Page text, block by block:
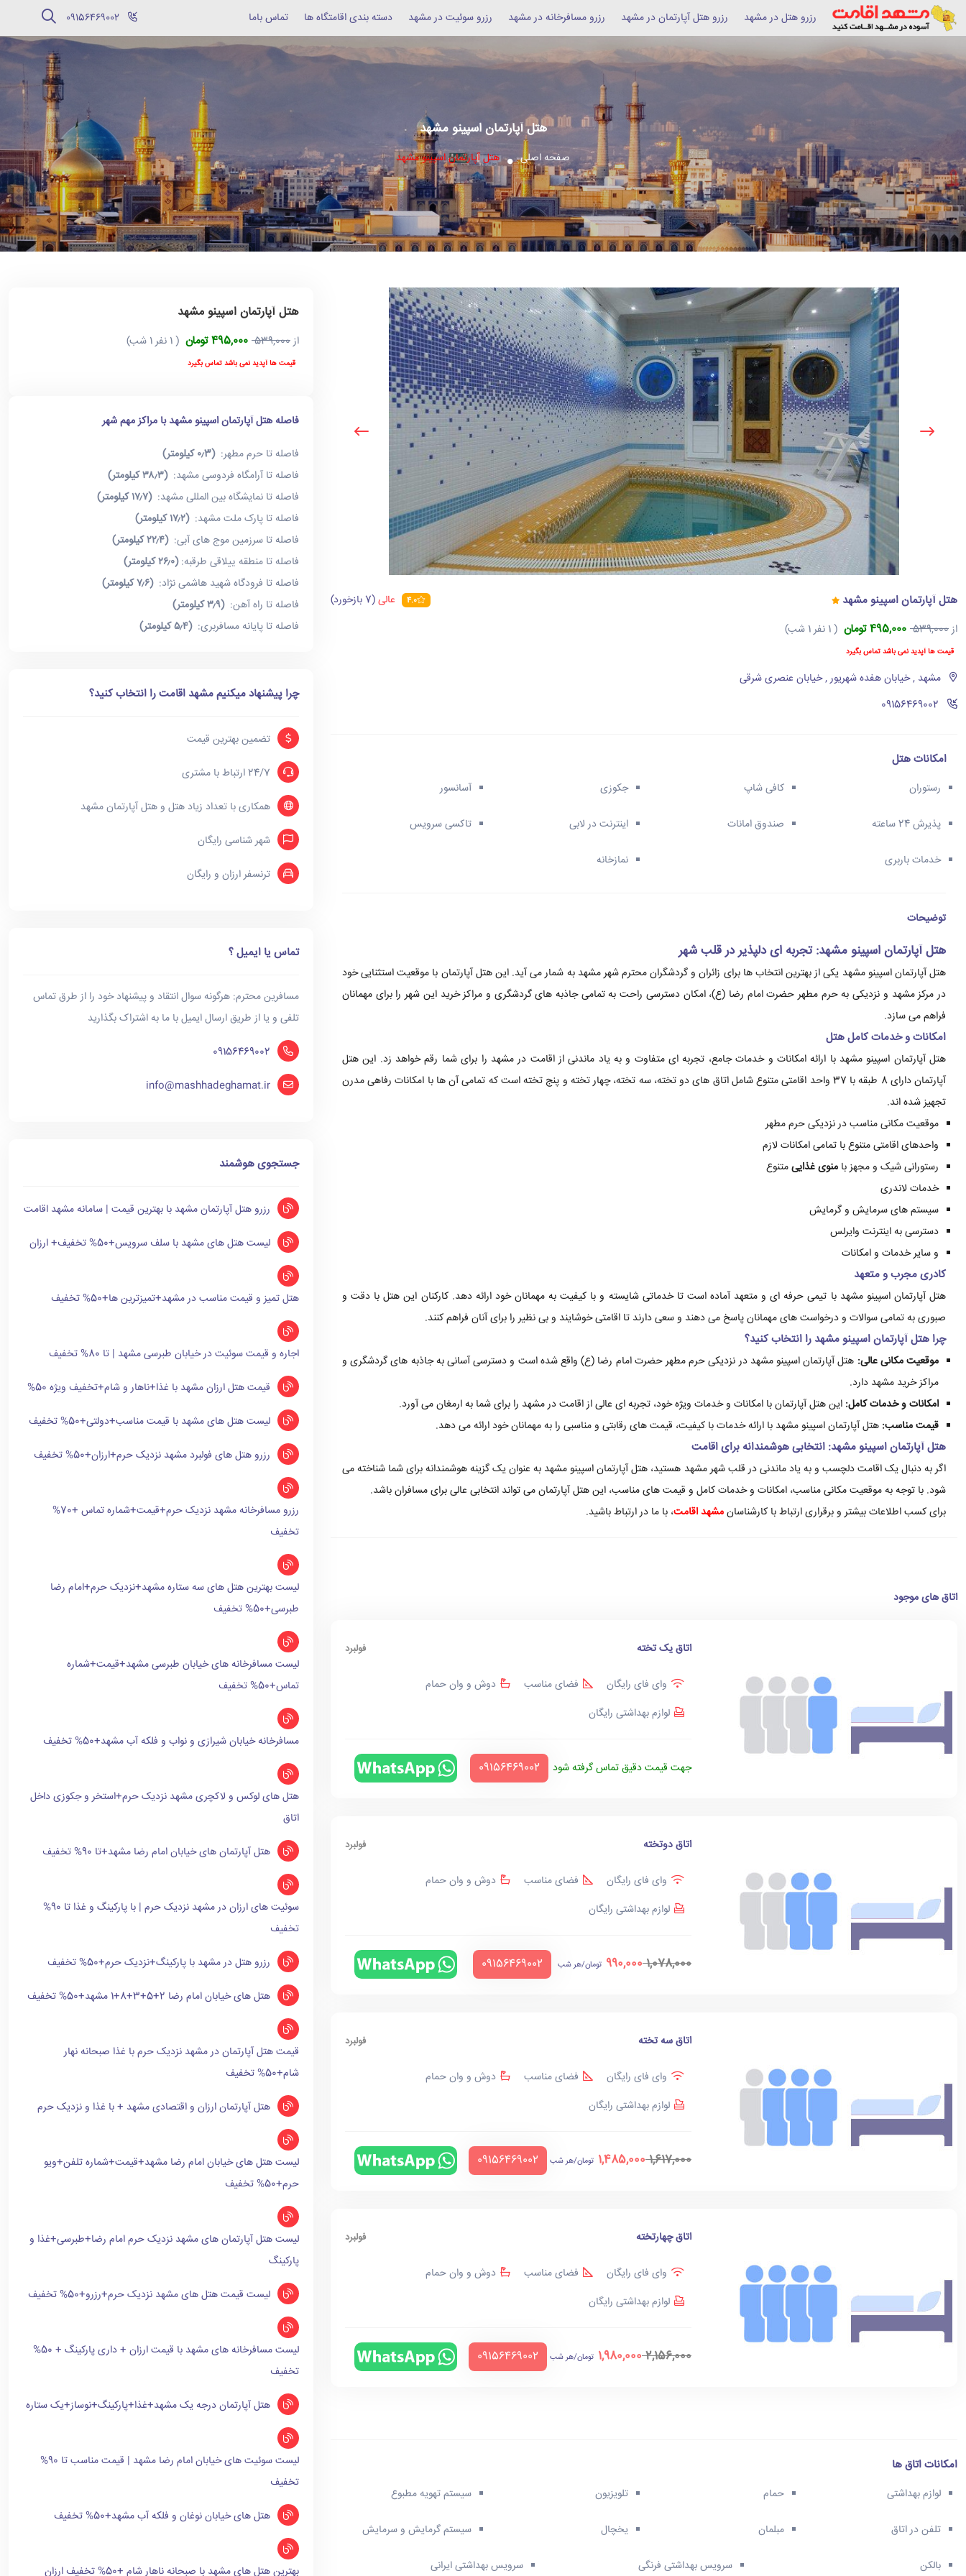
رزرو هتل در مشهد رزرو هتل آپارتمان در مشهد رزرو مسافرخانه در مشهد رزرو سوئیت در مشهد دسته بندی اقامتگاه ها تماس باما
هتل آپارتمان اسپینو مشهد
صفحه اصلی هتل آپارتمان اسپینو مشهد
هتل آپارتمان اسپینو مشهد
از539,000 495,000 تومان ( 1 نفر 1 شب)
قیمت ها آپدید نمی باشد تماس بگیرد
مشهد , خیابان هفده شهریور , خیابان عنصری شرقی
‪09156469002‬
4.0 عالی(7 بازخورد)
امکانات هتل
رستوران کافی شاپ جکوزی آسانسور
پذیرش 24 ساعته صندوق امانات اینترنت در لابی تاکسی سرویس
خدمات باربری نمازخانه
توضیحات
هتل آپارتمان اسپینو مشهد: تجربه ای دلپذیر در قلب شهر
هتل آپارتمان اسپینو مشهد یکی از بهترین انتخاب ها برای زائران و گردشگران محترم شهر مشهد به شمار می آید. این هتل آپارتمان با موقعیت استثنایی خود
در مرکز مشهد و نزدیکی به حرم مطهر حضرت امام رضا (ع)، امکان دسترسی راحت به تمامی جاذبه های گردشگری و مراکز خرید این شهر را برای مهمانان
فراهم می سازد.
امکانات و خدمات کامل هتل
هتل آپارتمان اسپینو مشهد با ارائه امکانات و خدمات جامع، تجربه ای متفاوت و به یاد ماندنی از اقامت در مشهد را برای شما رقم خواهد زد. این هتل
آپارتمان دارای 8 طبقه با 37 واحد اقامتی متنوع شامل اتاق های دو تخته، سه تخته، چهار تخته و پنج تخته است که تمامی آن ها با امکانات رفاهی مدرن
تجهیز شده اند.
موقعیت مکانی مناسب در نزدیکی حرم مطهر
واحدهای اقامتی متنوع با تمامی امکانات لازم
رستورانی شیک و مجهز با منوی غذاییمتنوع
خدمات لاندری
سیستم های سرمایش و گرمایش
دسترسی به اینترنت وایرلس
و سایر خدمات و امکانات
کادری مجرب و متعهد
هتل آپارتمان اسپینو مشهد با تیمی حرفه ای و متعهد آماده است تا خدماتی شایسته و با کیفیت به مهمانان خود ارائه دهد. کارکنان این هتل با دقت و
صبوری به تمامی سوالات و درخواست های مهمانان پاسخ می دهند و سعی دارند تا اقامتی خوشایند و بی نظیر را برای آنان فراهم کنند.
چرا هتل آپارتمان اسپینو مشهد را انتخاب کنید؟
موقعیت مکانی عالی: هتل آپارتمان اسپینو مشهد در نزدیکی حرم مطهر حضرت امام رضا (ع) واقع شده است و دسترسی آسانی به جاذبه های گردشگری و
مراکز خرید مشهد دارد.
امکانات و خدمات کامل: این هتل آپارتمان با امکانات و خدمات ویژه خود، تجربه ای عالی از اقامت در مشهد را برای شما به ارمغان می آورد.
قیمت مناسب: هتل آپارتمان اسپینو مشهد با ارائه خدمات با کیفیت، قیمت های رقابتی و مناسبی را به مهمانان خود ارائه می دهد.
هتل آپارتمان اسپینو مشهد: انتخابی هوشمندانه برای اقامت
اگر به دنبال یک اقامت دلچسب و به یاد ماندنی در قلب شهر مشهد هستید، هتل آپارتمان اسپینو مشهد به عنوان یک گزینه هوشمندانه برای شما شناخته می
شود. با توجه به موقعیت مکانی مناسب، امکانات و خدمات کامل و قیمت های مناسب، این هتل آپارتمان می تواند انتخابی عالی برای مسافران باشد.
برای کسب اطلاعات بیشتر و برقراری ارتباط با کارشناسانمشهد اقامت، با ما در ارتباط باشید.
اتاق های موجود
اتاق یک تخته فولبرد
وای فای رایگان فضای مناسب
دوش و وان حمام
لوازم بهداشتی رایگان
جهت قیمت دقیق تماس گرفته شود ‪09156469002‬
اتاق دوتخته فولبرد
وای فای رایگان فضای مناسب
دوش و وان حمام
لوازم بهداشتی رایگان
1,078,000
990,000 تومان/هر شب ‪09156469002‬
اتاق سه تخته فولبرد
وای فای رایگان فضای مناسب
دوش و وان حمام
لوازم بهداشتی رایگان
1,617,000
1,485,000 تومان/هر شب ‪09156469002‬
اتاق چهارتخته فولبرد
وای فای رایگان فضای مناسب
دوش و وان حمام
لوازم بهداشتی رایگان
2,156,000
1,980,000 تومان/هر شب ‪09156469002‬
امکانات اتاق ها
لوازم بهداشتی حمام تلویزیون سیستم تهویه مطبوع
تلفن در اتاق مبلمان یخچال سیستم گرمایش و سرمایش
بالکن سرویس بهداشتی فرنگی سرویس بهداشتی ایرانی
هتل آپارتمان اسپینو مشهد
از539,000 495,000 تومان ( 1 نفر 1 شب)
قیمت ها آپدید نمی باشد تماس بگیرد
فاصله هتل آپارتمان اسپینو مشهد با مراکز مهم شهر
فاصله تا حرم مطهر:(۰٫3 کیلومتر)
فاصله تا آرامگاه فردوسی مشهد:(۳۸٫۳ کیلومتر)
فاصله تا نمایشگاه بین المللی مشهد:(۱۷٫۷ کیلومتر)
فاصله تا پارک ملت مشهد:(۱۷٫۲ کیلومتر)
فاصله تا سرزمین موج های آبی:(۲۲٫۴ کیلومتر)
فاصله تا منطقه ییلاقی طرقبه:(۲۶٫۰ کیلومتر)
فاصله تا فرودگاه شهید هاشمی نژاد:(۷٫۶ کیلومتر)
فاصله تا راه آهن:(۳٫۹ کیلومتر)
فاصله تا پایانه مسافربری:(۵٫۴ کیلومتر)
چرا پیشنهاد میکنیم مشهد اقامت را انتخاب کنید؟
تضمین بهترین قیمت
24/7 ارتباط با مشتری
همکاری با تعداد زیاد هتل و هتل آپارتمان مشهد
شهر شناسی رایگان
ترنسفر ارزان و رایگان
تماس یا ایمیل ؟
مسافرین محترم: هرگونه سوال انتقاد و پیشنهاد خود را از طرق تماس
تلفی و یا از طریق ارسال ایمیل با ما به اشتراک بگذارید
09156469002
info@mashhadeghamat.ir
جستجوی هوشمند
رزرو هتل آپارتمان مشهد با بهترین قیمت | سامانه مشهد اقامت
لیست هتل های مشهد با سلف سرویس+50% تخفیف+ ارزان
هتل تمیز و قیمت مناسب در مشهد+تمیزترین ها+50% تخفیف
اجاره و قیمت سوئیت در خیابان طبرسی مشهد | تا 80% تخفیف
قیمت هتل ارزان مشهد با غذا+ناهار و شام+تخفیف ویژه 50%
لیست هتل های مشهد با قیمت مناسب+دولتی+50% تخفیف
رزرو هتل های فولبرد مشهد نزدیک حرم+ارزان+50% تخفیف
رزرو مسافرخانه مشهد نزدیک حرم+قیمت+شماره تماس +70%
تخفیف
لیست بهترین هتل های سه ستاره مشهد+نزدیک حرم+امام رضا
طبرسی+50% تخفیف
لیست مسافرخانه های خیابان طبرسی مشهد+قیمت+شماره
تماس+50% تخفیف
مسافرخانه خیابان شیرازی و نواب و فلکه آب مشهد+50% تخفیف
هتل های لوکس و لاکچری مشهد نزدیک حرم+استخر و جکوزی داخل
اتاق
هتل آپارتمان های خیابان امام رضا مشهد+تا 90% تخفیف
سوئیت های ارزان در مشهد نزدیک حرم | با پارکینگ و غذا تا 90%
تخفیف
رزرو هتل در مشهد با پارکینگ+نزدیک حرم+50% تخفیف
هتل های خیابان امام رضا 2+5+3+8+1 مشهد+50% تخفیف
قیمت هتل آپارتمان در مشهد نزدیک حرم با غذا صبحانه نهار
شام+50% تخفیف
هتل آپارتمان ارزان و اقتصادی مشهد + با غذا و نزدیک حرم
لیست هتل های خیابان امام رضا مشهد+قیمت+شماره تلفن+ویو
حرم+50% تخفیف
لیست هتل آپارتمان های مشهد نزدیک حرم امام رضا+طبرسی+غذا و
پارکینگ
لیست قیمت هتل های مشهد نزدیک حرم+رزرو+50% تخفیف
لیست مسافرخانه های مشهد با قیمت ارزان + داری پارکینگ + 50%
تخفیف
هتل آپارتمان درجه یک مشهد+غذا+پارکینگ+نوساز+یک ستاره
لیست سوئیت های خیابان امام رضا مشهد | قیمت مناسب تا 90%
تخفیف
هتل های خیابان نوغان و فلکه آب مشهد+50% تخفیف
بهترین هتل های مشهد با صبحانه ناهار شام +50% تخفیف ارزان